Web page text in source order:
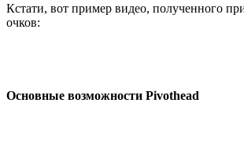
Кстати, вот пример видео, полученного
очков:
Основные возможности Pivothead